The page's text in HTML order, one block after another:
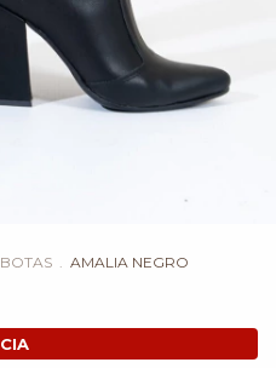
BOTAS . AMALIA NEGRO